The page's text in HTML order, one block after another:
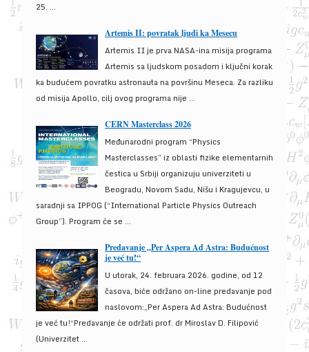
25. ...
Artemis II: povratak ljudi ka Mesecu
Artemis II je prva NASA-ina misija programa
Artemis sa ljudskom posadom i ključni korak
ka budućem povratku astronauta na površinu Meseca. Za razliku
od misija Apollo, cilj ovog programa nije ...
CERN Masterclass 2026
Međunarodni program “Physics
Masterclasses” iz oblasti fizike elementarnih
čestica u Srbiji organizuju univerziteti u
Beogradu, Novom Sadu, Nišu i Kragujevcu, u
saradnji sa IPPOG (“International Particle Physics Outreach
Group”). Program će se ...
Predavanje „Per Aspera Ad Astra: Budućnost
je već tu!“
U utorak, 24. februara 2026. godine, od 12
časova, biće održano on-line predavanje pod
naslovom:„Per Aspera Ad Astra: Budućnost
je već tu!“Predavanje će održati prof. dr Miroslav D. Filipović
(Univerzitet ...